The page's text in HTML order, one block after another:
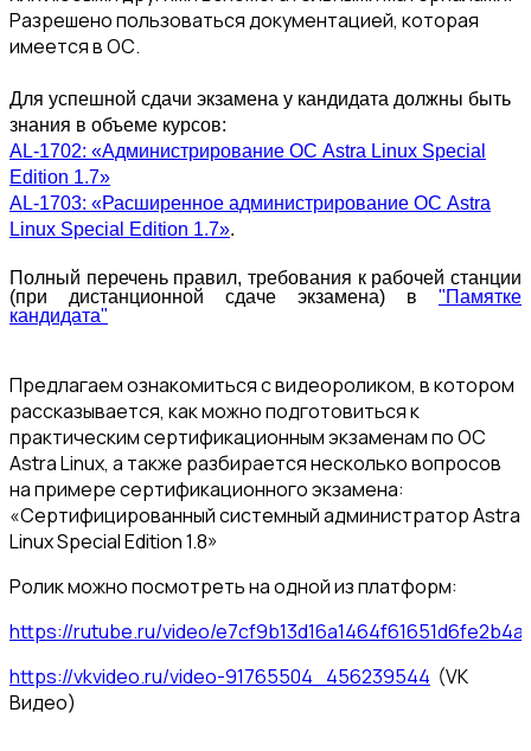
Разрешено пользоваться документацией, которая
имеется в ОС.
Для успешной сдачи экзамена у кандидата должны быть
знания в объеме курсов:
AL-1702: «Администрирование ОС Astra Linux Special
Edition 1.7»
AL-1703: «Расширенное администрирование ОС Astra
Linux Special Edition 1.7».
Полный перечень правил, требования к рабочей станции
(при дистанционной сдаче экзамена) в "Памятке
кандидата"
Предлагаем ознакомиться с видеороликом, в котором
рассказывается, как можно подготовиться к
практическим сертификационным экзаменам по ОС
Astra Linux, а также разбирается несколько вопросов
на примере сертификационного экзамена:
«Сертифицированный системный администратор Astra
Linux Special Edition 1.8»
Ролик можно посмотреть на одной из платформ:
https://rutube.ru/video/
https://vkvideo.ru/video-91765504_456239544 (VK
Видео)